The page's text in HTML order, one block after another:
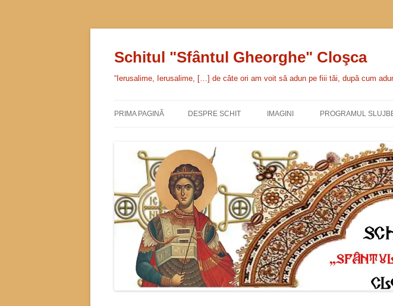
Schitul "Sfântul Gheorghe" Cloşca
“Ierusalime, Ierusalime, […] de câte ori am voit să adun pe fiii tăi, după cum
PRIMA PAGINĂ DESPRE SCHIT IMAGINI PROGRAMUL